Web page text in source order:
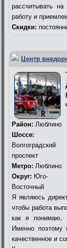
рассчитывать
работу и
Скидки:
Центр
Район: Люблино
Шоссе:
Волгоградский
проспект
Метро: Люблино
Округ: Юго-
Восточный
Я являюсь
чтобы работа
как я понимаю,
Именно поэтому
качественное и